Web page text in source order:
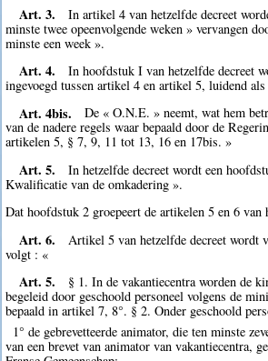
Art. 3.
In artikel 4 van hetzelfde decreet
minste twee opeenvolgende weken » vervangen
minste een week ».
Art. 4.
In hoofdstuk I van hetzelfde decreet
ingevoegd tussen artikel 4 en artikel 5, luidend
Art. 4bis.
De « O.N.E. » neemt, wat hem
van de nadere regels waar bepaald door de
artikelen 5, § 7, 9, 11 tot 13, 16 en 17bis. »
Art. 5.
In hetzelfde decreet wordt een
Kwalificatie van de omkadering ».
Dat hoofdstuk 2 groepeert de artikelen 5 en 6 van
Art. 6.
Artikel 5 van hetzelfde decreet wordt
volgt : «
Art. 5.
§ 1. In de vakantiecentra worden de
begeleid door geschoold personeel volgens de
bepaald in artikel 7, 8°. § 2. Onder geschoold
1° de gebrevetteerde animator, die ten minste
van een brevet van animator van vakantiecentra,